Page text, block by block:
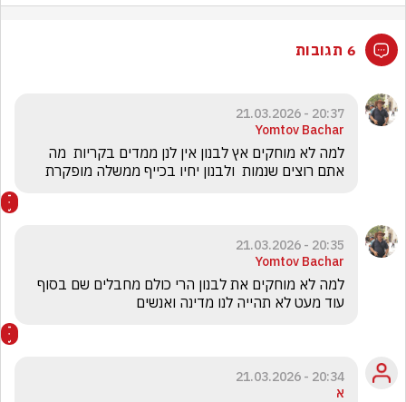
6 תגובות
20:37 - 21.03.2026
Yomtov Bachar
אתם רוצים שנמות  ולבנון יחיו בכייף ממשלה מופקרת
20:35 - 21.03.2026
Yomtov Bachar
עוד מעט לא תהייה לנו מדינה ואנשים
20:34 - 21.03.2026
א